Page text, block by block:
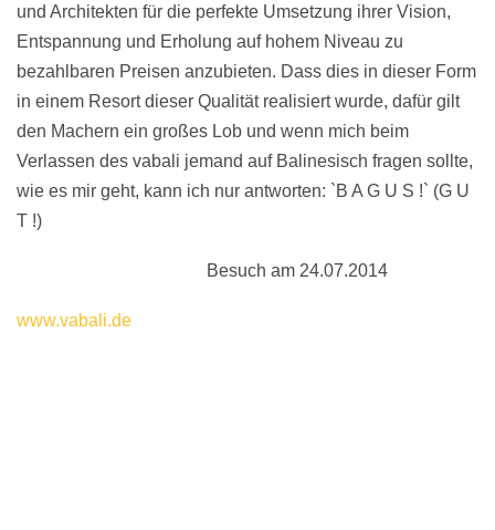
und Architekten für die perfekte Umsetzung ihrer Vision,
Entspannung und Erholung auf hohem Niveau zu
bezahlbaren Preisen anzubieten. Dass dies in dieser Form
in einem Resort dieser Qualität realisiert wurde, dafür gilt
den Machern ein großes Lob und wenn mich beim
Verlassen des vabali jemand auf Balinesisch fragen sollte,
wie es mir geht, kann ich nur antworten: `B A G U S !` (G U
T !)
Besuch am 24.07.2014
www.vabali.de